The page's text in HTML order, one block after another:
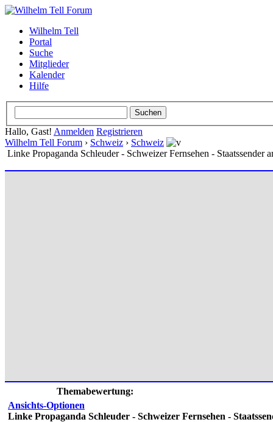
Wilhelm Tell
Portal
Suche
Mitglieder
Kalender
Hilfe
Hallo, Gast! Anmelden Registrieren
Wilhelm Tell Forum › Schweiz › Schweiz
Linke Propaganda Schleuder - Schweizer Fernsehen - Staatssender
Themabewertung:
Ansichts-Optionen
Linke Propaganda Schleuder - Schweizer Fernsehen -